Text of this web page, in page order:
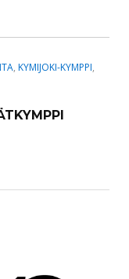
, KYMIJOKI-KYMPPI,